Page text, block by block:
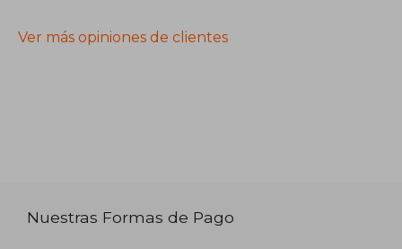
Ver más opiniones de clientes
Nuestras Formas de Pago